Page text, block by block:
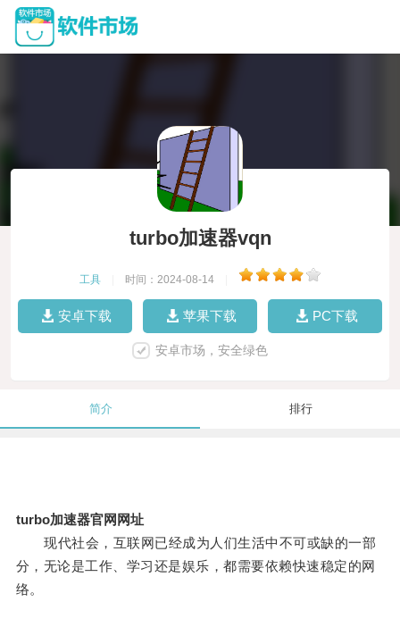
turbo加速器vqn
工具 时间：2024-08-14
安卓下载 苹果下载 PC下载
安卓市场，安全绿色
简介 排行
turbo加速器官网网址
现代社会，互联网已经成为人们生活中不可或缺的一部
分，无论是工作、学习还是娱乐，都需要依赖快速稳定的网
络。